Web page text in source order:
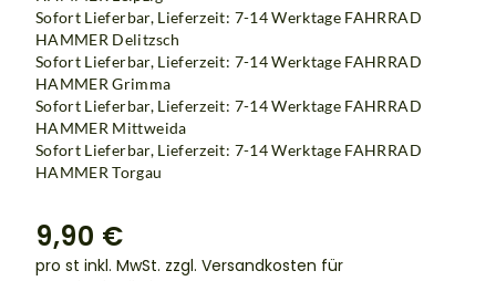
Sofort Lieferbar, Lieferzeit: 7-14 Werktage FAHRRAD
HAMMER Delitzsch
Sofort Lieferbar, Lieferzeit: 7-14 Werktage FAHRRAD
HAMMER Grimma
Sofort Lieferbar, Lieferzeit: 7-14 Werktage FAHRRAD
HAMMER Mittweida
Sofort Lieferbar, Lieferzeit: 7-14 Werktage FAHRRAD
HAMMER Torgau
9,90 €
pro st inkl. MwSt. zzgl. Versandkosten für